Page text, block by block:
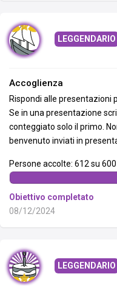
LEGGENDARIO
Accoglienza
Rispondi alle presentazioni
Se in una presentazione
conteggiato solo il primo.
benvenuto inviati in
Persone accolte: 612 su 600
Obiettivo completato
08/12/2024
LEGGENDARIO